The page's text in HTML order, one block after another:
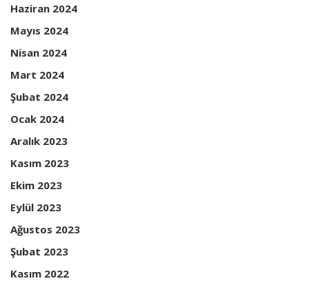
Haziran 2024
Mayıs 2024
Nisan 2024
Mart 2024
Şubat 2024
Ocak 2024
Aralık 2023
Kasım 2023
Ekim 2023
Eylül 2023
Ağustos 2023
Şubat 2023
Kasım 2022